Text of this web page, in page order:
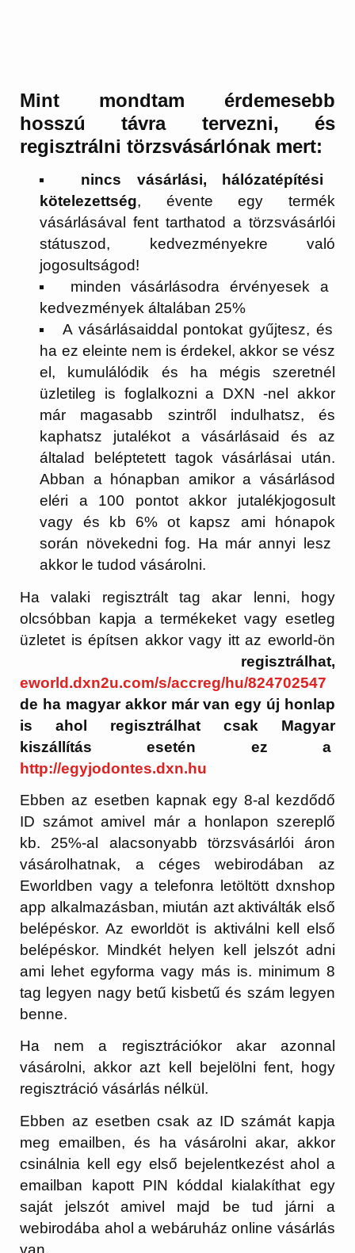
Mint mondtam érdemesebb
hosszú távra tervezni, és
regisztrálni törzsvásárlónak mert:
nincs vásárlási, hálózatépítési
kötelezettség, évente egy termék
vásárlásával fent tarthatod a törzsvásárlói
státuszod, kedvezményekre való
jogosultságod!
minden vásárlásodra érvényesek a
kedvezmények általában 25%
A vásárlásaiddal pontokat gyűjtesz, és
ha ez eleinte nem is érdekel, akkor se vész
el, kumulálódik és ha mégis szeretnél
üzletileg is foglalkozni a DXN -nel akkor
már magasabb szintről indulhatsz, és
kaphatsz jutalékot a vásárlásaid és az
általad beléptetett tagok vásárlásai után.
Abban a hónapban amikor a vásárlásod
eléri a 100 pontot akkor jutalékjogosult
vagy és kb 6% ot kapsz ami hónapok
során növekedni fog. Ha már annyi lesz
akkor le tudod vásárolni.
Ha valaki regisztrált tag akar lenni, hogy
olcsóbban kapja a termékeket vagy esetleg
üzletet is építsen akkor vagy itt az eworld-ön
regisztrálhat,
eworld.dxn2u.com/s/accreg/hu/824702547
de ha magyar akkor már van egy új honlap
is ahol regisztrálhat csak Magyar
kiszállítás esetén ez a
http://egyjodontes.dxn.hu
Ebben az esetben kapnak egy 8-al kezdődő
ID számot amivel már a honlapon szereplő
kb. 25%-al alacsonyabb törzsvásárlói áron
vásárolhatnak, a céges webirodában az
Eworldben vagy a telefonra letöltött dxnshop
app alkalmazásban, miután azt aktiválták első
belépéskor. Az eworldöt is aktiválni kell első
belépéskor. Mindkét helyen kell jelszót adni
ami lehet egyforma vagy más is. minimum 8
tag legyen nagy betű kisbetű és szám legyen
benne.
Ha nem a regisztrációkor akar azonnal
vásárolni, akkor azt kell bejelölni fent, hogy
regisztráció vásárlás nélkül.
Ebben az esetben csak az ID számát kapja
meg emailben, és ha vásárolni akar, akkor
csinálnia kell egy első bejelentkezést ahol a
emailban kapott PIN kóddal kialakíthat egy
saját jelszót amivel majd be tud járni a
webirodába ahol a webáruház online vásárlás
van.